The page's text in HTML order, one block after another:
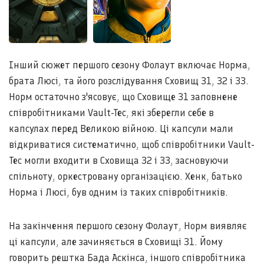
Інший сюжет першого сезону Фолаут включає Норма,
брата Люсі, та його розслідування Сховищ 31, 32 і 33.
Норм остаточно з'ясовує, що Сховище 31 заповнене
співробітниками Vault-Tec, які зберегли себе в
капсулах перед Великою війною. Ці капсули мали
відкриватися систематично, щоб співробітники Vault-
Tec могли входити в Сховища 32 і 33, засновуючи
спільноту, оркестровану організацією. Хенк, батько
Норма і Люсі, був одним із таких співробітників.
На закінчення першого сезону Фолаут, Норм виявляє
ці капсули, але зачиняється в Сховищі 31. Йому
говорить рештка Бада Аскінса, іншого співробітника